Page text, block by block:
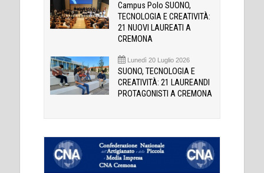
Campus Polo SUONO,
TECNOLOGIA E CREATIVITÀ:
21 NUOVI LAUREATI A
CREMONA
Lunedì 20 Luglio 2026
SUONO, TECNOLOGIA E
CREATIVITÀ: 21 LAUREANDI
PROTAGONISTI A CREMONA